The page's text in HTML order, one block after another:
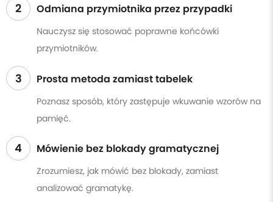
2 Odmiana przymiotnika przez przypadki
Nauczysz się stosować poprawne końcówki
przymiotników.
3 Prosta metoda zamiast tabelek
Poznasz sposób, który zastępuje wkuwanie wzorów na
pamięć.
4 Mówienie bez blokady gramatycznej
Zrozumiesz, jak mówić bez blokady, zamiast
analizować gramatykę.